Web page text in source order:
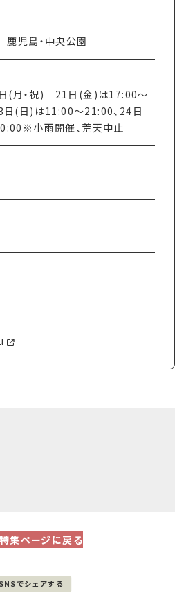
児島・中央公園
(月・祝) 21日(金)は17:00〜
日(日)は11:00〜21:00、24日
小雨開催、荒天中止
集ページに戻る